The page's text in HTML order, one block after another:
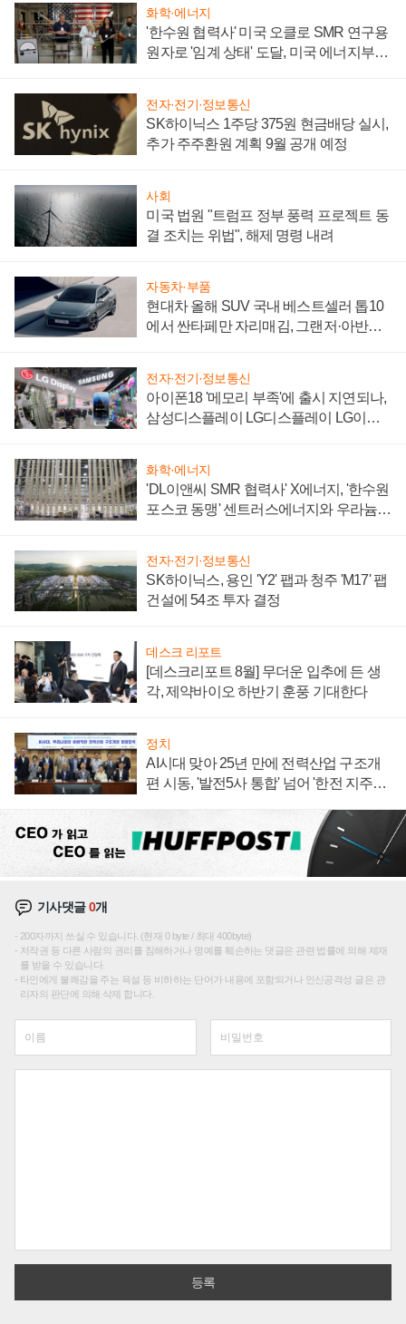
화학·에너지
'한수원 협력사' 미국 오클로 SMR 연구용
원자로 '임계 상태' 도달, 미국 에너지부
전자·전기·정보통신
SK하이닉스 1주당 375원 현금배당 실시,
추가 주주환원 계획 9월 공개 예정
사회
미국 법원 "트럼프 정부 풍력 프로젝트 동
결 조치는 위법", 해제 명령 내려
자동차·부품
현대차 올해 SUV 국내 베스트셀러 톱10
에서 싼타페만 자리매김, 그랜저·아반떼
전자·전기·정보통신
아이폰18 '메모리 부족'에 출시 지연되나,
삼성디스플레이 LG디스플레이 LG이노
화학·에너지
'DL이앤씨 SMR 협력사' X에너지, '한수원
포스코 동맹' 센트러스에너지와 우라늄
전자·전기·정보통신
SK하이닉스, 용인 'Y2' 팹과 청주 'M17' 팹
건설에 54조 투자 결정
데스크 리포트
[데스크리포트 8월] 무더운 입추에 든 생
각, 제약바이오 하반기 훈풍 기대한다
정치
AI시대 맞아 25년 만에 전력산업 구조개
편 시동, '발전5사 통합' 넘어 '한전 지주사'
기사댓글0개
200자까지 쓰실 수 있습니다. (현재 0 byte / 최대 400byte)
저작권 등 다른 사람의 권리를 침해하거나 명예를 훼손하는 댓글은 관련 법률에 의해 제재
를 받을 수 있습니다.
타인에게 불쾌감을 주는 욕설 등 비하하는 단어가 내용에 포함되거나 인신공격성 글은 관
리자의 판단에 의해 삭제 합니다.